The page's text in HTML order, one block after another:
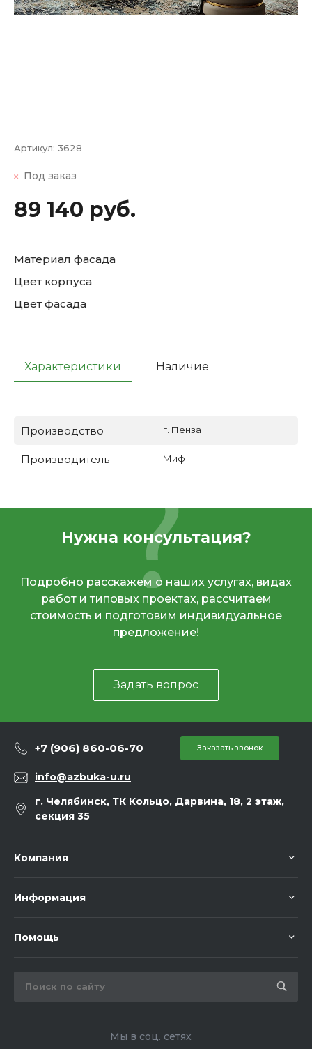
Артикул: 3628
Под заказ
89 140 руб.
Материал фасада
Цвет корпуса
Цвет фасада
Характеристики Наличие
Производство г. Пенза
Производитель Миф
Нужна консультация?
Подробно расскажем о наших услугах, видах
работ и типовых проектах, рассчитаем
стоимость и подготовим индивидуальное
предложение!
Задать вопрос
+7 (906) 860-06-70 Заказать звонок
info@azbuka-u.ru
г. Челябинск, ТК Кольцо, Дарвина, 18, 2 этаж,
секция 35
Компания
Информация
Помощь
Мы в соц. сетях